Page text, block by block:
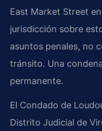
East Market Street
jurisdicción sobre
asuntos penales, no
tránsito. Una
permanente.
El Condado de
Distrito Judicial de